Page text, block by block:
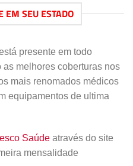
EM SEU ESTADO
presente em todo
melhores coberturas nos
mais renomados médicos
equipamentos de ultima
Saúde através do site
mensalidade